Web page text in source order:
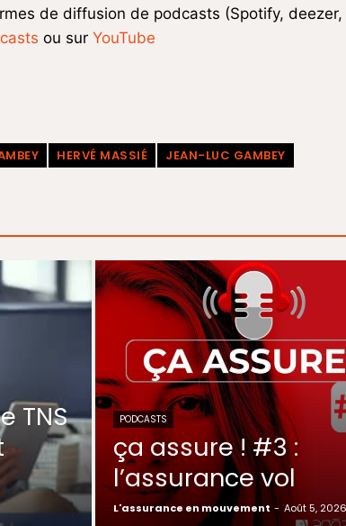
de diffusion de podcasts (Spotify, deezer,
ou sur YouTube
HERVÉ MASSIÉ
JEAN-LUC GAMBEY
TNS
PODCASTS
ça assure ! #3 :
l’assurance vol
L'assurance en mouvement - Août 5, 2026